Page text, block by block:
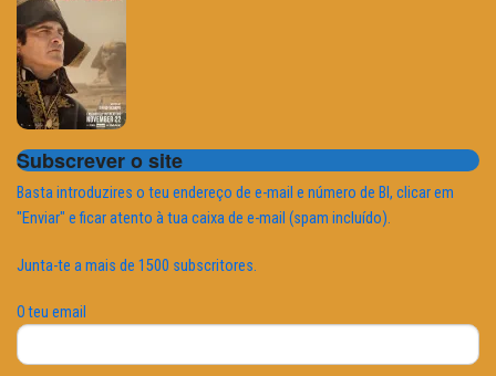
Subscrever o site
Basta introduzires o teu endereço de e-mail e número de BI, clicar em
"Enviar" e ficar atento à tua caixa de e-mail (spam incluído).
Junta-te a mais de 1500 subscritores.
O teu email